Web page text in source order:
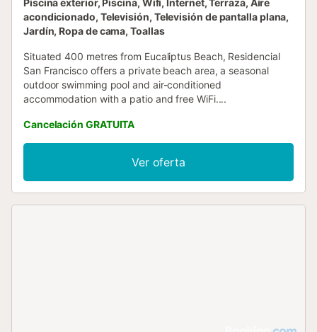
acondicionado, Televisión, Televisión de pantalla plana,
Jardín, Ropa de cama, Toallas
Situated 400 metres from Eucaliptus Beach, Residencial
San Francisco offers a private beach area, a seasonal
outdoor swimming pool and air-conditioned
accommodation with a patio and free WiFi....
Cancelación GRATUITA
Ver oferta